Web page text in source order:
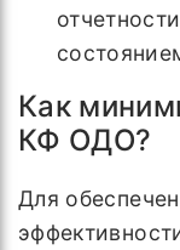
Как
КФ ОДО?
Для